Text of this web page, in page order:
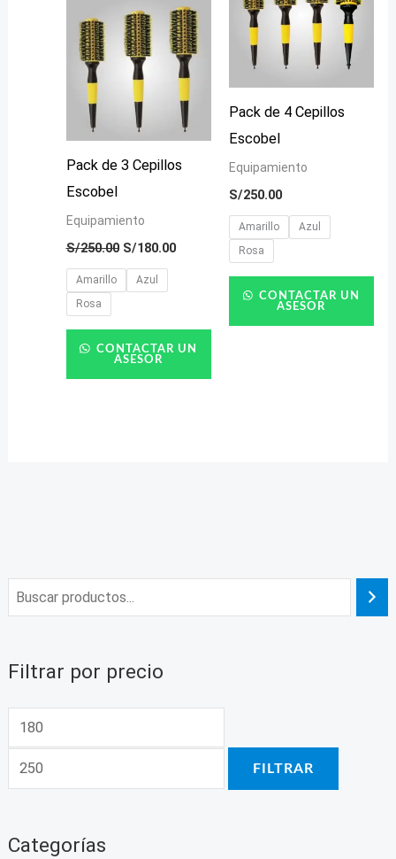
Filtrar por precio
FILTRAR
Categorías
Pack de 3 Cepillos
Escobel
Equipamiento
S/250.00
S/250.00.
S/180.00
S/180.00.
Amarillo
Azul
Rosa
CONTACTAR UN
ASESOR
Pack de 4 Cepillos
Escobel
Equipamiento
S/250.00
Amarillo
Azul
Rosa
CONTACTAR UN
ASESOR